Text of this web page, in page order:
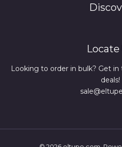
Locate
Looking to order in bulk? Get
deals!